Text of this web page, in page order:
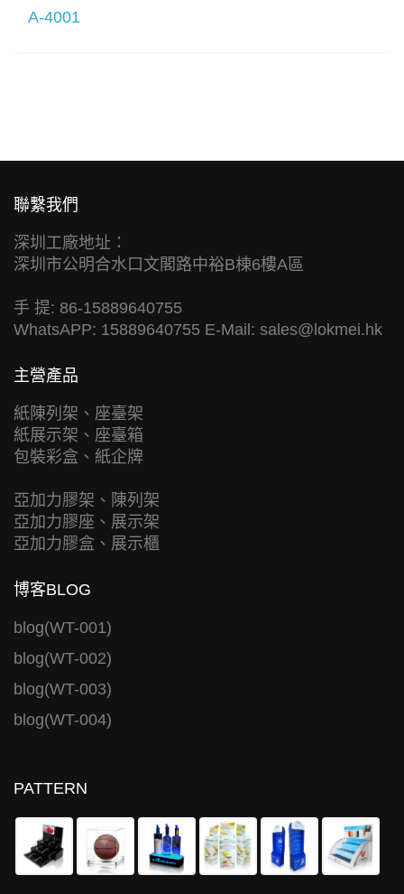
A-4001
聯繫我們
深圳工廠地址：
深圳市公明合水口文閣路中裕B棟6樓A區
手 提: 86-15889640755
WhatsAPP: 15889640755 E-Mail: sales@lokmei.hk
主營產品
紙陳列架、座臺架
紙展示架、座臺箱
包裝彩盒、紙企牌
亞加力膠架、陳列架
亞加力膠座、展示架
亞加力膠盒、展示櫃
博客BLOG
blog(WT-001)
blog(WT-002)
blog(WT-003)
blog(WT-004)
PATTERN